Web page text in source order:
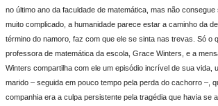
no último ano da faculdade de matemática, mas não
muito complicado, a humanidade parece estar a caminho da
término do namoro, faz com que ele se sinta nas trevas. Só o
professora de matemática da escola, Grace Winters, e a
Winters compartilha com ele um episódio incrível de sua
marido – seguida em pouco tempo pela perda do cachorro –,
companhia era a culpa persistente pela tragédia que havia se